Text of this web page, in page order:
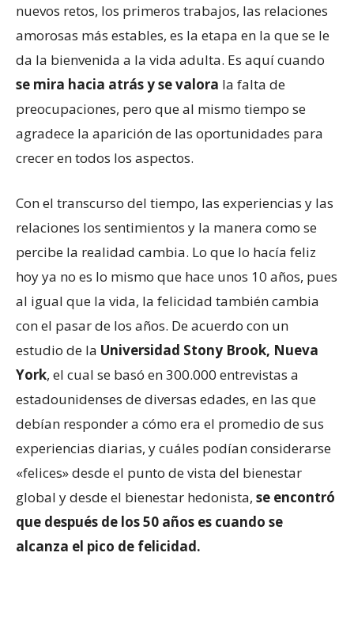
nuevos retos, los primeros trabajos, las relaciones
amorosas más estables, es la etapa en la que se le
da la bienvenida a la vida adulta. Es aquí cuando
se mira hacia atrás y se valora la falta de
preocupaciones, pero que al mismo tiempo se
agradece la aparición de las oportunidades para
crecer en todos los aspectos.
Con el transcurso del tiempo, las experiencias y las
relaciones los sentimientos y la manera como se
percibe la realidad cambia. Lo que lo hacía feliz
hoy ya no es lo mismo que hace unos 10 años, pues
al igual que la vida, la felicidad también cambia
con el pasar de los años. De acuerdo con un
estudio de la Universidad Stony Brook, Nueva
York, el cual se basó en 300.000 entrevistas a
estadounidenses de diversas edades, en las que
debían responder a cómo era el promedio de sus
experiencias diarias, y cuáles podían considerarse
«felices» desde el punto de vista del bienestar
global y desde el bienestar hedonista, se encontró
que después de los 50 años es cuando se
alcanza el pico de felicidad.